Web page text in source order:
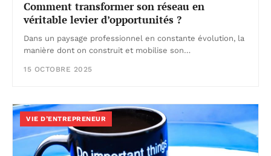
Comment transformer son réseau en
véritable levier d’opportunités ?
Dans un paysage professionnel en constante évolution, la
manière dont on construit et mobilise son…
15 OCTOBRE 2025
VIE D’ENTREPRENEUR